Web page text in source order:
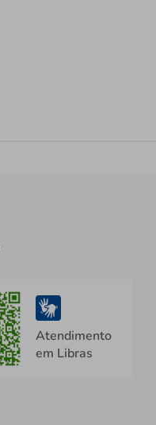
Atendimento
em Libras